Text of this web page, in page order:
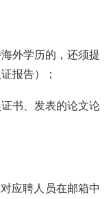
外学历的，还须提
报告）；
书、发表的论文论
应聘人员在邮箱中